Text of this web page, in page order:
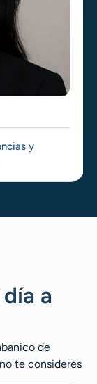
y
a
de
te consideres